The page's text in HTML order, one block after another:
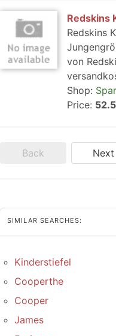
Redskins
Redskins
von
Shop:
Price:
Back Next
SIMILAR SEARCHES:
Kinderstiefel
Cooperthe
Cooper
James